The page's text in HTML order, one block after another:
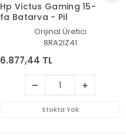
Hp Victus Gaming 15-
fa Batarya - Pil
Orijinal Üretici
8RA2IZ41
6.877,44 TL
Stokta Yok